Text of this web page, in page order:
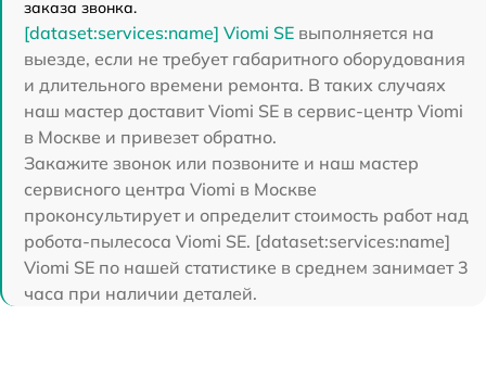
заказа звонка.
[dataset:services:name] Viomi SE выполняется на
выезде, если не требует габаритного оборудования
и длительного времени ремонта. В таких случаях
наш мастер доставит Viomi SE в сервис-центр Viomi
в Москве и привезет обратно.
Закажите звонок или позвоните и наш мастер
сервисного центра Viomi в Москве
проконсультирует и определит стоимость работ над
робота-пылесоса Viomi SE. [dataset:services:name]
Viomi SE по нашей статистике в среднем занимает 3
часа при наличии деталей.